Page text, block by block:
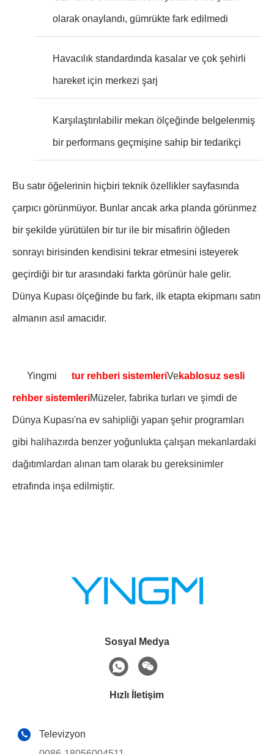
olarak onaylandı, gümrükte fark edilmedi
Havacılık standardında kasalar ve çok şehirli
hareket için merkezi şarj
Karşılaştırılabilir mekan ölçeğinde belgelenmiş
bir performans geçmişine sahip bir tedarikçi
Bu satır öğelerinin hiçbiri teknik özellikler sayfasında
çarpıcı görünmüyor. Bunlar ancak arka planda görünmez
bir şekilde yürütülen bir tur ile bir misafirin öğleden
sonrayı birisinden kendisini tekrar etmesini isteyerek
geçirdiği bir tur arasındaki farkta görünür hale gelir.
Dünya Kupası ölçeğinde bu fark, ilk etapta ekipmanı satın
almanın asıl amacıdır.
Yingmi tur rehberi sistemleriVekablosuz sesli
rehber sistemleriMüzeler, fabrika turları ve şimdi de
Dünya Kupası'na ev sahipliği yapan şehir programları
gibi halihazırda benzer yoğunlukta çalışan mekanlardaki
dağıtımlardan alınan tam olarak bu gereksinimler
etrafında inşa edilmiştir.
Sosyal Medya
Hızlı İletişim
Televizyon